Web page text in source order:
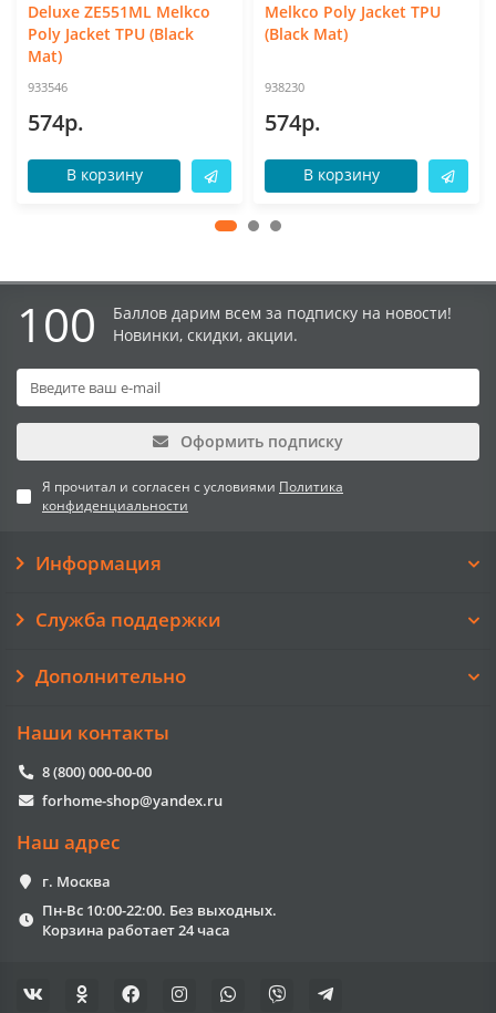
Deluxe ZE551ML Melkco
Poly Jacket TPU (Black
Mat)
933546
574р.
В корзину
Melkco Poly Jacket TPU
(Black Mat)
938230
574р.
В корзину
100
Баллов дарим всем за подписку на новости!
Новинки, скидки, акции.
Оформить подписку
Я прочитал и согласен с условиями Политика
конфиденциальности
Информация
Служба поддержки
Дополнительно
Наши контакты
8 (800) 000-00-00
forhome-shop@yandex.ru
Наш адрес
г. Москва
Пн-Вс 10:00-22:00. Без выходных.
Корзина работает 24 часа